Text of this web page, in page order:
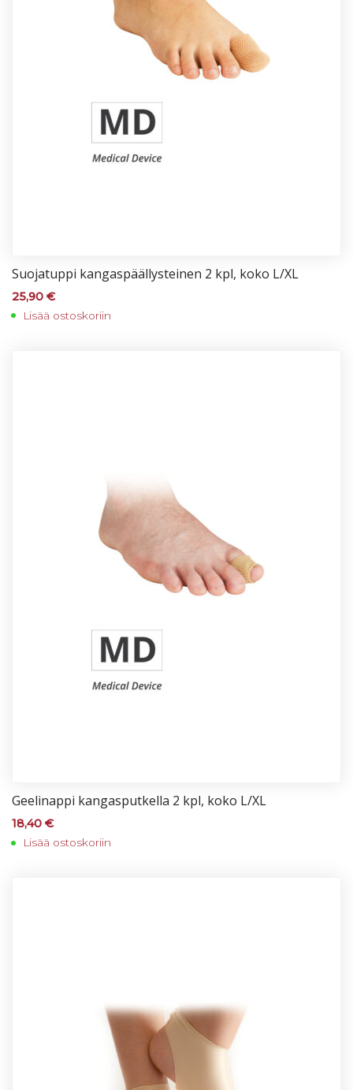
Suo­ja­tup­pi kan­gas­pääl­lys­tei­nen 2 kpl, ko­ko L/XL
25,90 €
Lisää ostoskoriin
Gee­li­nap­pi kan­gas­put­kel­la 2 kpl, ko­ko L/XL
18,40 €
Lisää ostoskoriin